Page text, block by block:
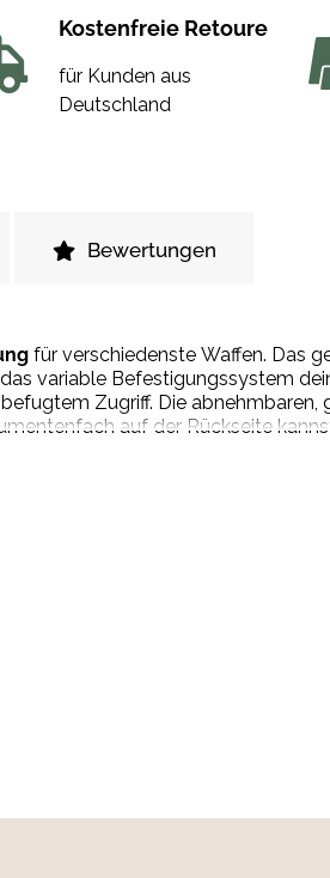
Kostenfreie Retoure
für Kunden aus
Deutschland
Bewertungen
für verschiedenste Waffen. Das
variable Befestigungssystem
Zugriff. Die
auf der Rückseite